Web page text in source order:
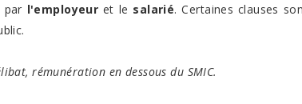
par l'employeur et le salarié. Certaines clauses
rémunération en dessous du SMIC.